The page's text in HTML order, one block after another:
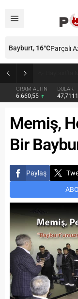
GRAM ALTIN
6.660,55
DOLAR
47,7111
Bayburt, 16°CParçalı
Memiş,
Bir
Paylaş